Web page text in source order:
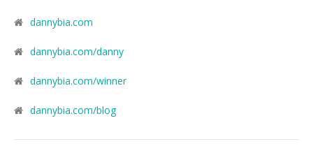
dannybia.com
dannybia.com/danny
dannybia.com/winner
dannybia.com/blog